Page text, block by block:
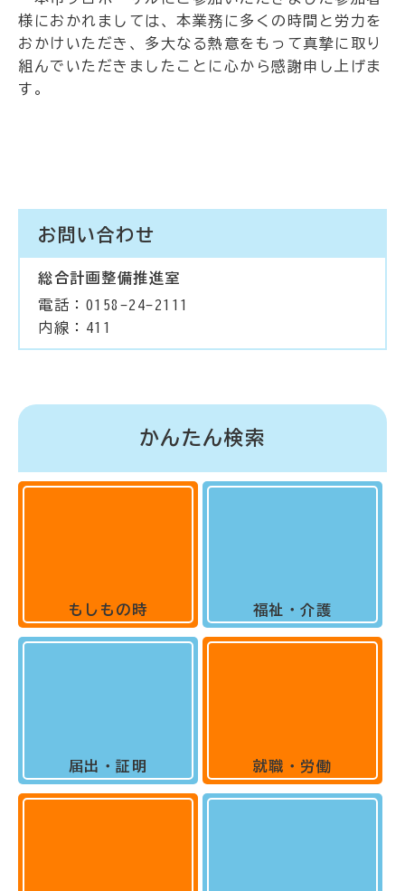
様におかれましては、本業務に多くの時間と労力を
おかけいただき、多大なる熱意をもって真摯に取り
組んでいただきましたことに心から感謝申し上げま
す。
お問い合わせ
総合計画整備推進室
電話：0158-24-2111
内線：411
かんたん検索
もしもの時
届出・証明
福祉・介護
就職・労働